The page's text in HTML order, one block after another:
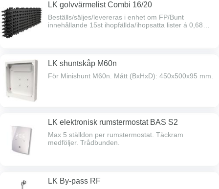
LK golvvärmelist Combi 16/20
Beställs/säljes/levereras i enhet om FP/Bunt
innehållande 15st ihopfällda/ihopsatta lister á 0,68m,
LK shuntskåp M60n
För Minishunt M60n. Mått (BxHxD): 450x500x95 mm.
LK elektronisk rumstermostat BAS S2
Max 5 ställdon per rumstermostat. Täckram
medföljer. Trådbunden.
LK By-pass RF